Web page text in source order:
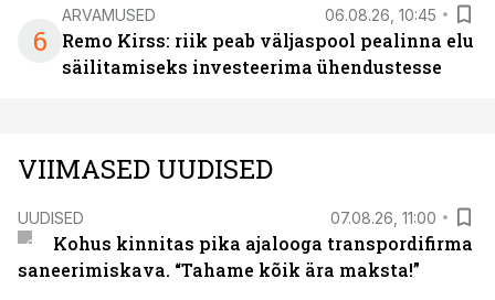
6
ARVAMUSED 06.08.26, 10:45
Remo Kirss: riik peab väljaspool pealinna elu
säilitamiseks investeerima ühendustesse
VIIMASED UUDISED
UUDISED 07.08.26, 11:00
Kohus kinnitas pika ajalooga transpordifirma
saneerimiskava. “Tahame kõik ära maksta!”